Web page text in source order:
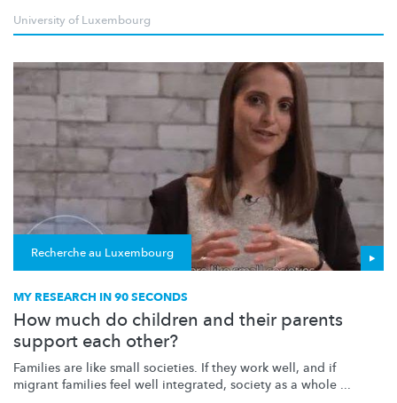
University of Luxembourg
Recherche au Luxembourg
MY RESEARCH IN 90 SECONDS
How much do children and their parents
support each other?
Families are like small societies. If they work well, and if
migrant families feel well integrated, society as a whole ...